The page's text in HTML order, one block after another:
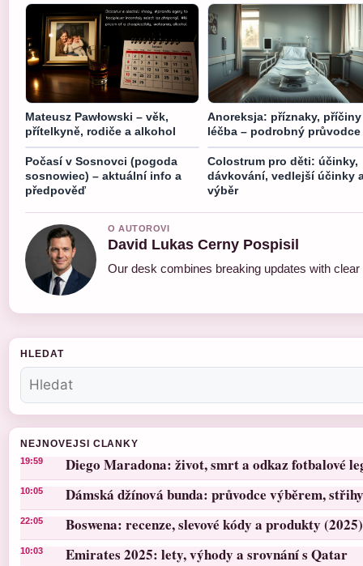
Mateusz Pawłowski – věk,
přítelkyně, rodiče a alkohol
Anoreksja: příznaky, příčiny
léčba – podrobný průvodce
Počasí v Sosnovci (pogoda
sosnowiec) – aktuální info a
předpověď
Colostrum pro děti: účinky,
dávkování, vedlejší účinky
výběr
O AUTOROVI
David Lukas Cerny Pospisil
Our desk combines breaking updates with
HLEDAT
NEJNOVEJSI CLANKY
19:59 Diego Maradona: život, smrt a odkaz fotbalové
10:05 Dámská džínová bunda: průvodce výběrem,
22:05 Boswena: recenze, slevové kódy a produkty (2025)
10:03 Emirates 2025: lety, výhody a srovnání s Qatar